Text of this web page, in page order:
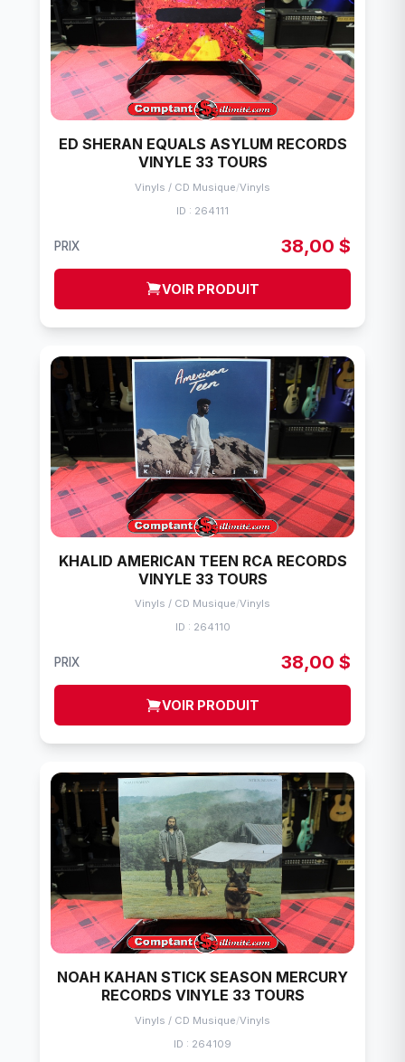
ED SHERAN EQUALS ASYLUM RECORDS
VINYLE 33 TOURS
Vinyls / CD Musique/Vinyls
ID : 264111
PRIX 38,00 $
VOIR PRODUIT
KHALID AMERICAN TEEN RCA RECORDS
VINYLE 33 TOURS
Vinyls / CD Musique/Vinyls
ID : 264110
PRIX 38,00 $
VOIR PRODUIT
NOAH KAHAN STICK SEASON MERCURY
RECORDS VINYLE 33 TOURS
Vinyls / CD Musique/Vinyls
ID : 264109